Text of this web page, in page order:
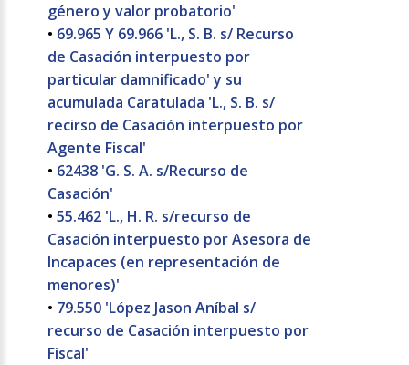
género y valor probatorio'
• 69.965 Y 69.966 'L., S. B. s/ Recurso
de Casación interpuesto por
particular damnificado' y su
acumulada Caratulada 'L., S. B. s/
recirso de Casación interpuesto por
Agente Fiscal'
• 62438 'G. S. A. s/Recurso de
Casación'
•55.462 'L., H. R. s/recurso de
Casación interpuesto por Asesora de
Incapaces (en representación de
menores)'
• 79.550 'López Jason Aníbal s/
recurso de Casación interpuesto por
Fiscal'